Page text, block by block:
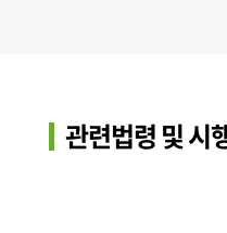
관련법령 및 시